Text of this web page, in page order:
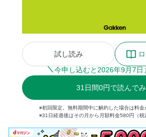
試し読み
今申し込むと 2026年9月7日
31 日間0円で読んで
※初回限定。無料期間中に解約した場合は料金
※31日経過後はその月から月額料金580円（税